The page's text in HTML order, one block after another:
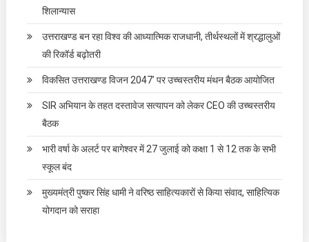
शिलान्यास
उत्तराखण्ड बन रहा विश्व की आध्यात्मिक राजधानी, तीर्थस्थलों में श्रद्धालुओं
की रिकॉर्ड बढ़ोतरी
विकसित उत्तराखण्ड विजन 2047’ पर उच्चस्तरीय मंथन बैठक आयोजित
SIR अभियान के तहत दस्तावेज सत्यापन को लेकर CEO की उच्चस्तरीय
बैठक
भारी वर्षा के अलर्ट पर बागेश्वर में 27 जुलाई को कक्षा 1 से 12 तक के सभी
स्कूल बंद
मुख्यमंत्री पुष्कर सिंह धामी ने वरिष्ठ साहित्यकारों से किया संवाद, साहित्यिक
योगदान को सराहा